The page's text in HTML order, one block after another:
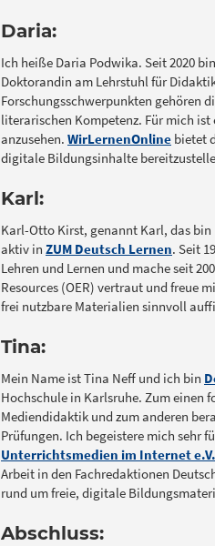
Daria:
Ich heiße Daria Podwika. Seit 2020
Doktorandin am Lehrstuhl für
Forschungsschwerpunkten gehören
literarischen Kompetenz. Für mich
anzusehen. WirLernenOnline bietet
digitale Bildungsinhalte
Karl:
Karl-Otto Kirst, genannt Karl, das bin
aktiv in ZUM Deutsch Lernen. Seit
Lehren und Lernen und mache seit
Resources (OER) vertraut und freue
frei nutzbare Materialien sinnvoll
Tina:
Mein Name ist Tina Neff und ich bin
Hochschule in Karlsruhe. Zum einen
Mediendidaktik und zum anderen
Prüfungen. Ich begeistere mich sehr
Unterrichtsmedien im Internet e.V.
Arbeit in den Fachredaktionen
rund um freie, digitale
Abschluss: